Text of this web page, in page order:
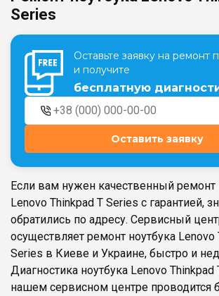
Театральная
г. Киев, ул. Крещатик 44-А г. Киев, ул.
Оболонь
г. Киев, ТЦ LAKE PLAZA, ул. Героев
полка «Азов», 12
Дворец
г. Киев, ул.
г. Киев, Комфорт Таун, ул.
Березнева, 16, корпус 3
Series
Оставьте заявку на ремонт
и получите
бесплатную
Оставить заявку
Если вам нужен качественный ремонт
Lenovo Thinkpad T Series с гарантией,
обратились по адресу. Сервисный
осуществляет ремонт ноутбука Lenovo
Series в Киеве и Украине, быстро и
Диагностика ноутбука Lenovo Thinkpad
нашем сервисном центре проводится